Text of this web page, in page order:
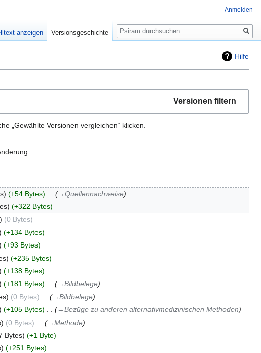
Hilfe
Versionen filtern
„Gewählte Versionen vergleichen“ klicken.
+54 Bytes
→‎Quellennachweise
+322 Bytes
0 Bytes
+134 Bytes
+93 Bytes
+235 Bytes
+138 Bytes
+181 Bytes
→‎Bildbelege
0 Bytes
→‎Bildbelege
+105 Bytes
→‎Bezüge zu anderen alternativmedizinischen Methoden
0 Bytes
→‎Methode
Bytes
+1 Byte
+251 Bytes
Anmelden
anzeigen Versionsgeschichte
Suche